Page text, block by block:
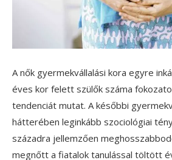
A nők gyermekvállalási kora egyre
éves kor felett szülők száma
tendenciát mutat. A későbbi
hátterében leginkább szociológiai
századra jellemzően
megnőtt a fiatalok tanulással töltött